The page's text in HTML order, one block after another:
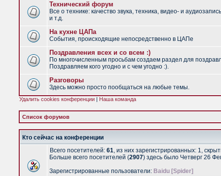
Технический форум
Все о технике: качество звука, техника, видео- и
и т.д.
На кухне ЦАПа
События, происходящие непосредственно в ЦАПе
Поздравления всех и со всем :)
По многочисленным просьбам создаем раздел для
Поздравляем кого угодно и с чем угодно :).
Разговоры
Здесь можно просто пообщаться на любые темы.
Удалить cookies конференции | Наша команда
Список форумов
Кто сейчас на конференции
Всего посетителей: 61, из них зарегистрированных: 1,
Больше всего посетителей (2907) здесь было Четверг 26
Зарегистрированные пользователи: Baidu [Spider]